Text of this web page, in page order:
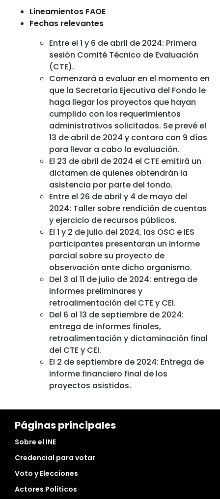
Lineamientos FAOE
Fechas relevantes
Entre el 1 y 6 de abril de 2024: Primera
sesión Comité Técnico de Evaluación
(CTE).
Comenzará a evaluar en el momento en
que la Secretaría Ejecutiva del Fondo le
haga llegar los proyectos que hayan
cumplido con los requerimientos
administrativos solicitados. Se prevé el
13 de abril de 2024 y contara con 9 días
para llevar a cabo la evaluación.
El 23 de abril de 2024 el CTE emitirá un
dictamen de quienes obtendrán la
asistencia por parte del fondo.
Entre el 26 de abril y 4 de mayo del
2024: Taller sobre rendición de cuentas
y ejercicio de recursos públicos.
El 1 y 2 de julio del 2024, las OSC e IES
participantes presentaran un informe
parcial sobre su proyecto de
observación ante dicho organismo.
Del 3 al 11 de julio de 2024: entrega de
informes preliminares y
retroalimentación del CTE y CEI.
Del 6 al 13 de septiembre de 2024:
entrega de informes finales,
retroalimentación y dictaminación final
del CTE y CEI.
El 2 de septiembre de 2024: Entrega de
informe financiero final de los
proyectos asistidos.
Páginas principales
Sobre el INE
Credencial para votar
Voto y Elecciones
Actores Políticos